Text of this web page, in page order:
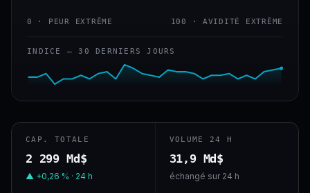
0 · PEUR EXTRÊME 100 · AVIDITÉ EXTRÊME
INDICE — 30 DERNIERS JOURS
CAP. TOTALE
2 299 Md$
▲ +0,26 % · 24 h
VOLUME 24 H
31,9 Md$
échangé sur 24 h